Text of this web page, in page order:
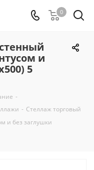
0
и
5
-
- Стеллаж торговый
и без заглушки